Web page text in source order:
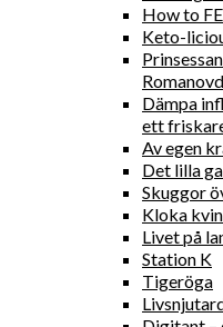
How to
Keto-
Dämpa
ett
Av egen
Det lilla
Skuggor
Kloka
Livet på
Station K
Tigeröga